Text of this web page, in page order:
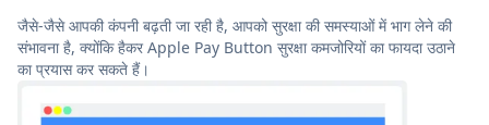
जैसे-जैसे आपकी कंपनी बढ़ती जा रही है, आपको सुरक्षा की समस्याओं में भाग लेने की
संभावना है, क्योंकि हैकर Apple Pay Button सुरक्षा कमजोरियों का फायदा उठाने
का प्रयास कर सकते हैं।